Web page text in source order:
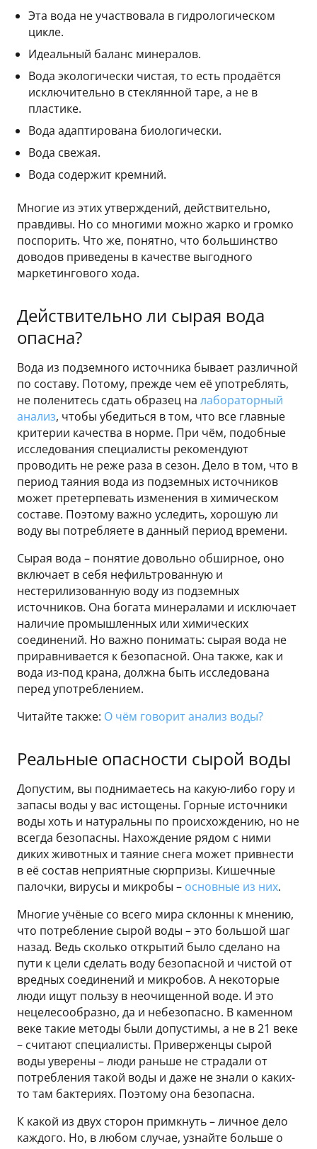
Эта вода не участвовала в гидрологическом
цикле.
Идеальный баланс минералов.
Вода экологически чистая, то есть продаётся
исключительно в стеклянной таре, а не в
пластике.
Вода адаптирована биологически.
Вода свежая.
Вода содержит кремний.
Многие из этих утверждений, действительно,
правдивы. Но со многими можно жарко и громко
поспорить. Что же, понятно, что большинство
доводов приведены в качестве выгодного
маркетингового хода.
Действительно ли сырая вода
опасна?
Вода из подземного источника бывает различной
по составу. Потому, прежде чем её употреблять,
не поленитесь сдать образец на лабораторный
анализ, чтобы убедиться в том, что все главные
критерии качества в норме. При чём, подобные
исследования специалисты рекомендуют
проводить не реже раза в сезон. Дело в том, что в
период таяния вода из подземных источников
может претерпевать изменения в химическом
составе. Поэтому важно уследить, хорошую ли
воду вы потребляете в данный период времени.
Сырая вода – понятие довольно обширное, оно
включает в себя нефильтрованную и
нестерилизованную воду из подземных
источников. Она богата минералами и исключает
наличие промышленных или химических
соединений. Но важно понимать: сырая вода не
приравнивается к безопасной. Она также, как и
вода из-под крана, должна быть исследована
перед употреблением.
Читайте также: О чём говорит анализ воды?
Реальные опасности сырой воды
Допустим, вы поднимаетесь на какую-либо гору и
запасы воды у вас истощены. Горные источники
воды хоть и натуральны по происхождению, но не
всегда безопасны. Нахождение рядом с ними
диких животных и таяние снега может привнести
в её состав неприятные сюрпризы. Кишечные
палочки, вирусы и микробы – основные из них.
Многие учёные со всего мира склонны к мнению,
что потребление сырой воды – это большой шаг
назад. Ведь сколько открытий было сделано на
пути к цели сделать воду безопасной и чистой от
вредных соединений и микробов. А некоторые
люди ищут пользу в неочищенной воде. И это
нецелесообразно, да и небезопасно. В каменном
веке такие методы были допустимы, а не в 21 веке
– считают специалисты. Приверженцы сырой
воды уверены – люди раньше не страдали от
потребления такой воды и даже не знали о каких-
то там бактериях. Поэтому она безопасна.
К какой из двух сторон примкнуть – личное дело
каждого. Но, в любом случае, узнайте больше о